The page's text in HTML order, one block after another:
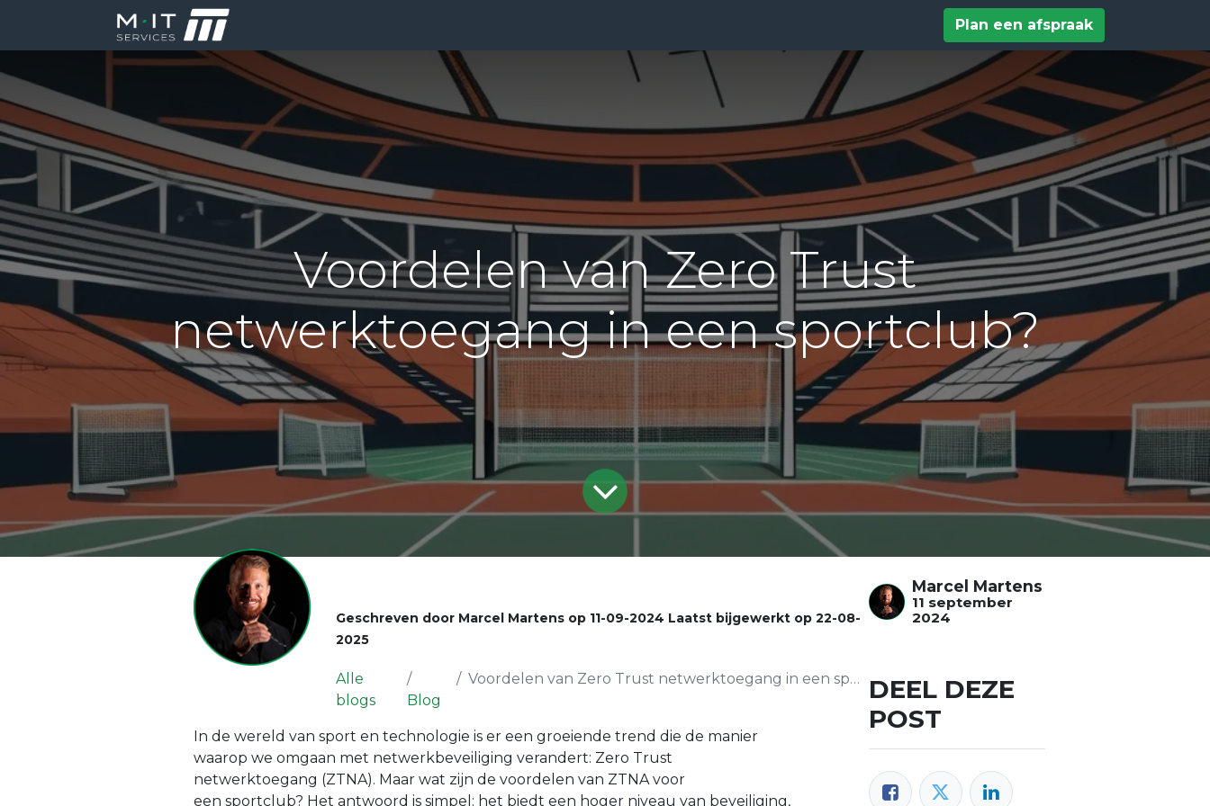
Plan een afspraak
Voordelen van Zero Trust
netwerktoegang in een sportclub?
Geschreven door Marcel Martens op 11-09-2024 Laatst bijgewerkt op 22-08-
2025
Alle
blogs
Blog
Voordelen van Zero Trust netwerktoegang in een sportclub?
In de wereld van sport en technologie is er een groeiende trend die de manier
waarop we omgaan met netwerkbeveiliging verandert: Zero Trust
netwerktoegang (ZTNA). Maar wat zijn de voordelen van ZTNA voor
een sportclub? Het antwoord is simpel: het biedt een hoger niveau van beveiliging,
Marcel Martens
11 september
2024
DEEL DEZE
POST